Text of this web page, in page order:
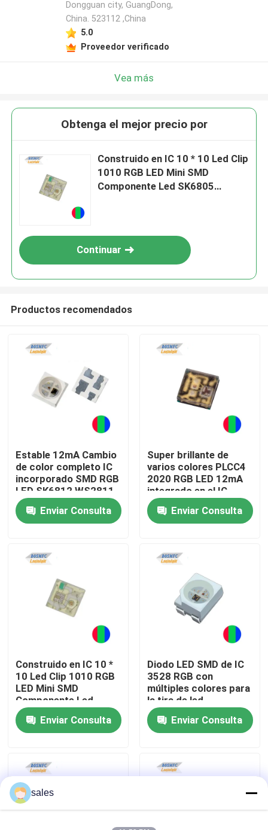
Inicio
Productos
Videos
VR Show
Sobre nosotros
Visita a la fábrica
Control de Calidad
noticias
Dongguan city, GuangDong,
China. 523112 ,China
5.0
Proveedor verificado
Vea más
Obtenga el mejor precio por
Construido en IC 10 * 10 Led Clip
1010 RGB LED Mini SMD
Componente Led SK6805
Continuar
Productos recomendados
Estable 12mA Cambio
de color completo IC
incorporado SMD RGB
LED SK6812 WS2811
para iluminación
interior y exterior
Enviar Consulta
Super brillante de
varios colores PLCC4
2020 RGB LED 12mA
integrado en el IC
Control inteligente
individualEnviar Consulta
Construido en IC 10 *
10 Led Clip 1010 RGB
LED Mini SMD
Componente Led
SK6805 SK9818
Enviar Consulta
Diodo LED SMD de IC
3528 RGB con
múltiples colores para
la tira de led
Enviar Consulta
sales